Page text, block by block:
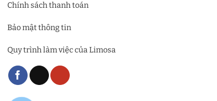
Chính sách thanh toán
Bảo mật thông tin
Quy trình làm việc của Limosa